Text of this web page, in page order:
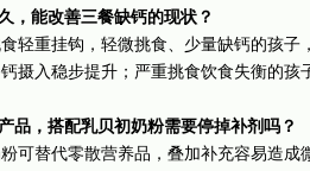
，能改善三餐缺钙的现状？
轻重挂钩，轻微挑食、少量缺钙的孩子
摄入稳步提升；严重挑食饮食失衡的孩
品，搭配乳贝初奶粉需要停掉补剂吗？
可替代零散营养品，叠加补充容易造成